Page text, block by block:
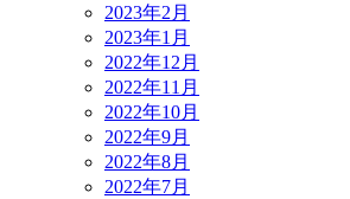
2023年2月
2023年1月
2022年12月
2022年11月
2022年10月
2022年9月
2022年8月
2022年7月